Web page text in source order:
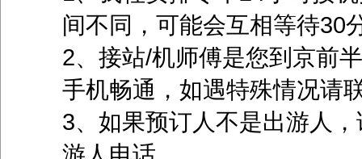
间不同，可能会互相等待30
2、接站/机师傅是您到京前
手机畅通，如遇特殊情况请
3、如果预订人不是出游人
游人电话